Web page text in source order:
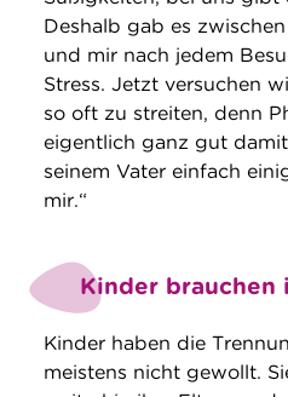
Deshalb gab es
und mir nach jedem
Stress. Jetzt versuchen
so oft zu streiten, denn
eigentlich ganz gut
seinem Vater einfach
mir.“
Kinder brauchen
Kinder haben die
meistens nicht gewollt.